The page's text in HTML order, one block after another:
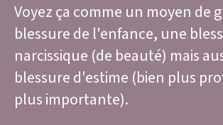
Voyez ça comme un moyen de
blessure de l'enfance, une
narcissique (de beauté) mais
blessure d'estime (bien plus
plus importante).